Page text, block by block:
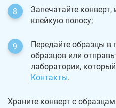
Запечатайте
клейкую полосу;
Передайте образцы
образцов или
лаборатории,
Контакты.
Храните конверт с